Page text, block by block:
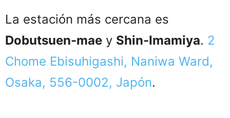
La estación más cercana es
Dobutsuen-mae y Shin-Imamiya. 2
Chome Ebisuhigashi, Naniwa Ward,
Osaka, 556-0002, Japón.